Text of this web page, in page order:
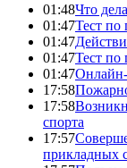
01:48Что
01:47Тест по
01:47
01:47Тест по
01:47Онлайн-
17:58
17:58
спорта
17:57
прикладных